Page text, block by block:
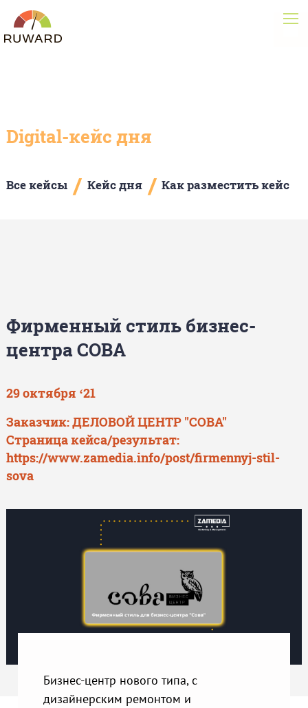
Digital-кейс дня
Все кейсы / Кейс дня / Как разместить кейс
Фирменный стиль бизнес-
центра СОВА
29 октября ‘21
Заказчик: ДЕЛОВОЙ ЦЕНТР "СОВА"
Страница кейса/результат:
https://www.zamedia.info/post/firmennyj-stil-
sova
Бизнес-центр нового типа, с
дизайнерским ремонтом и